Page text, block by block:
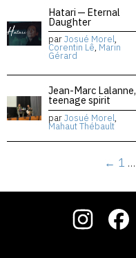
Hatari — Eternal
Daughter
parJosué Morel,
Corentin Lê, Marin
Gérard
Jean-Marc Lalanne,
teenage spirit
parJosué Morel,
Mahaut Thébault
← 1 …